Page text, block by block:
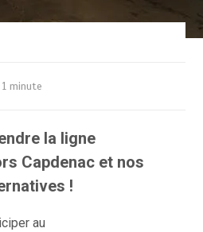
1 minute
la ligne
Capdenac et nos
!
au